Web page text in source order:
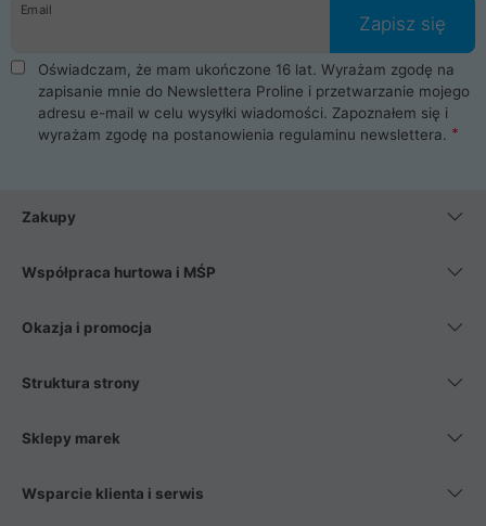
Email
Zapisz się
Oświadczam, że mam ukończone 16 lat. Wyrażam zgodę na
zapisanie mnie do Newslettera Proline i przetwarzanie mojego
adresu e-mail w celu wysyłki wiadomości. Zapoznałem się i
wyrażam zgodę na postanowienia regulaminu newslettera.
Zakupy
Współpraca hurtowa i MŚP
Okazja i promocja
Struktura strony
Sklepy marek
Wsparcie klienta i serwis